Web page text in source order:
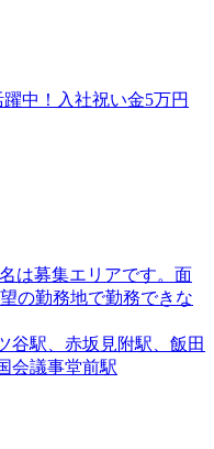
中！入社祝い金5万円
は募集エリアです。面
の勤務地で勤務できな
谷駅、赤坂見附駅、飯田
会議事堂前駅